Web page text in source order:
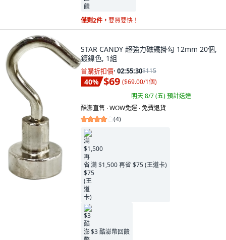
僅剩2件， 要買要快！
STAR CANDY 超強力磁鐵掛勾 12mm 20個,
鍍鎳色, 1組
首購折扣價· 02:55:29$115
40% $69 ($69.00/1個)
明天 8/7 (五)預計送達
酷澎直售 ∙ WOW免運 ∙ 免費退貨
(4)
满 $1,500 再省 $75 (王道卡)
$3 酷澎幣回饋